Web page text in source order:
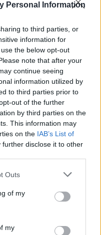
Personal Information
to third parties, or
information for
the below opt-out
note that after your
continue seeing
information utilized by
to third parties prior to
out of the further
by third parties on the
This information may
on the IAB’s List of
further disclose it to other
Outs
of my
my
po jednym
z